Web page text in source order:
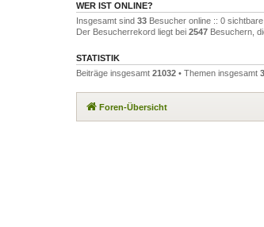
WER IST ONLINE?
Insgesamt sind 33 Besucher online :: 0
Der Besucherrekord liegt bei 2547 Besuchern,
STATISTIK
Beiträge insgesamt 21032 • Themen insgesamt
Foren-Übersicht